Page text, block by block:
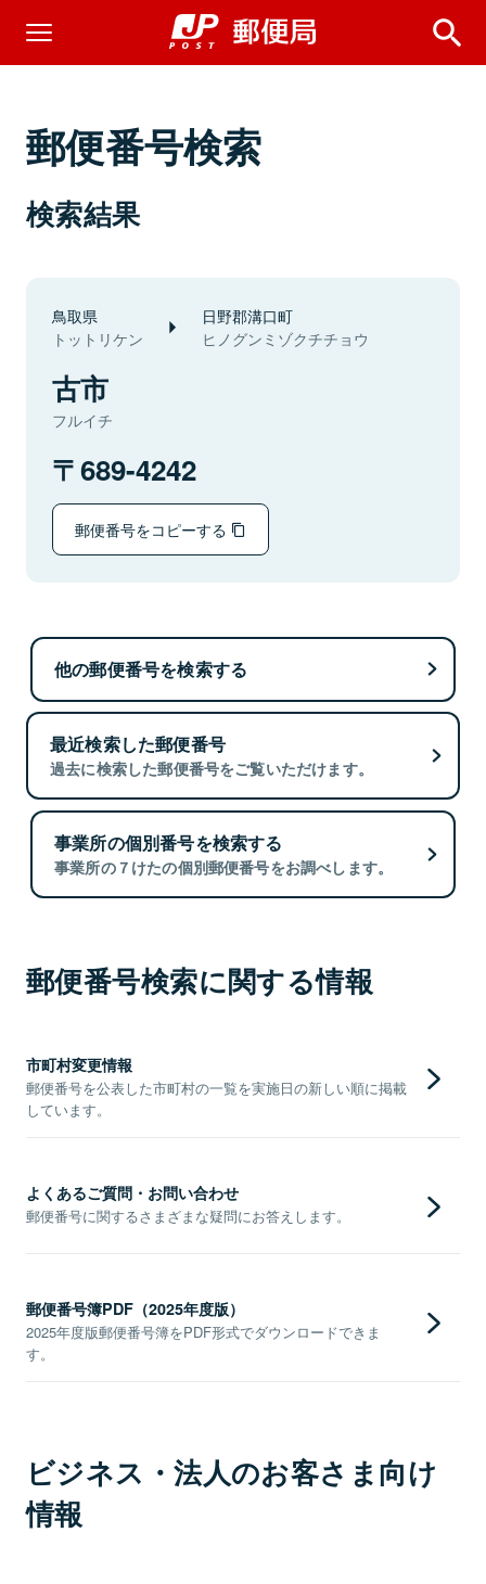
郵便番号検索
検索結果
鳥取県
トットリケン
日野郡溝口町
ヒノグンミゾクチチョウ
古市
フルイチ
689-4242
郵便番号をコピーする
他の郵便番号を検索する
最近検索した郵便番号
過去に検索した郵便番号をご覧いただけます。
事業所の個別番号を検索する
事業所の７けたの個別郵便番号をお調べします。
郵便番号検索に関する情報
市町村変更情報
郵便番号を公表した市町村の一覧を実施日の新しい順に掲載
しています。
よくあるご質問・お問い合わせ
郵便番号に関するさまざまな疑問にお答えします。
郵便番号簿PDF（2025年度版）
2025年度版郵便番号簿をPDF形式でダウンロードできま
す。
ビジネス・法人のお客さま向け
情報